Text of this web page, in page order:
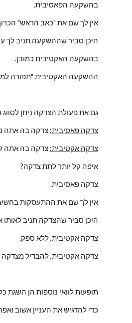
בהשקעה הפאסיבית.
אין לך שם את "כאב הראש"
היכן סביר שההשקעה תניב לך
בהשקעה האקטיבית כמובן.
ההשקעה האקטיבית "תפורה
גם את פעולת הצדקה ניתן
צדקה פאסיבית: צדקה בה אתה
צדקה אקטיבית: צדקה בה אתה
איפה קל יותר לתת צדקה?
צדקה פאסיבית.
אין לך שם את ההתעסקות
היכן סביר שהצדקה תניב לאותו
צדקה אקטיבית, ללא ספק.
צדקה אקטיבית, להבדיל מצדקה
תופעות לוואי נוספות הן
כדי להדגיש את העניין אשוב